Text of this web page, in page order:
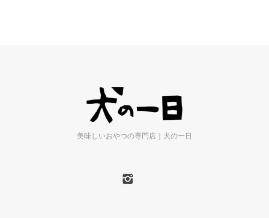
美味しいおやつの専門店｜犬の一日